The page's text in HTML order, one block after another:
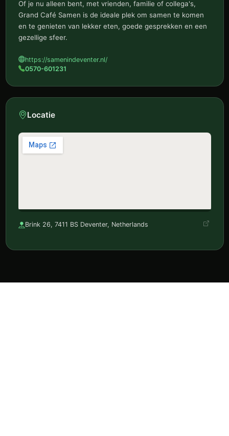
Of je nu alleen bent, met vrienden, familie of collega's,
Grand Café Samen is de ideale plek om samen te komen
en te genieten van lekker eten, goede gesprekken en een
gezellige sfeer.
https://samenindeventer.nl/
0570-601231
Locatie
Brink 26, 7411 BS Deventer, Netherlands